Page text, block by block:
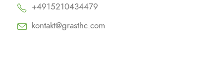
+4915210434479
kontakt@grasthc.com